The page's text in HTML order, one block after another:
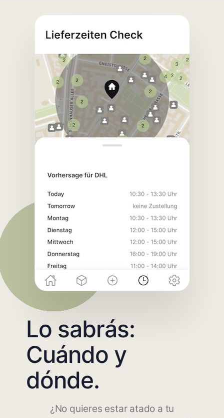
Lo sabrás:
Cuándo y
dónde.
¿No quieres estar atado a tu